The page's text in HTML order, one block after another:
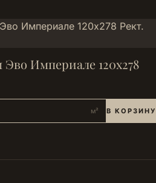
Империале 120х278
м² В КОРЗИНУ